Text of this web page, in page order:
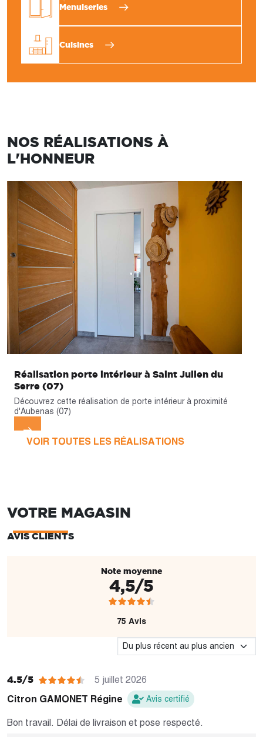
Menuiseries
Cuisines
NOS RÉALISATIONS À
L'HONNEUR
Réalisation porte intérieur à Saint Julien du
Serre (07)
Découvrez cette réalisation de porte intérieur à proximité
d'Aubenas (07)
VOIR TOUTES LES RÉALISATIONS
VOTRE MAGASIN
AVIS CLIENTS
Note moyenne
4,5/5
75 Avis
4.5/5
5 juillet 2026
Citron GAMONET Régine
Avis certifié
Bon travail. Délai de livraison et pose respecté.